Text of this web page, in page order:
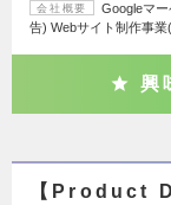
会社概要
Googleマ
告) Webサイト制作事
興
【Product